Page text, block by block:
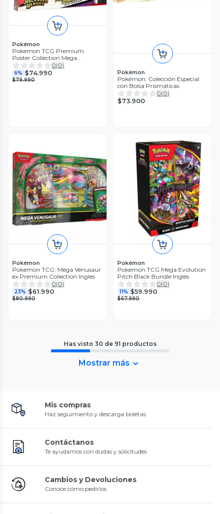
Pokémon
Pokemon TCG Premium
Poster Collection Mega
Gardevoir Español
0(0)
6% $74.990
$79.990
Pokémon
Pokémon: Colección Especial
con Bolsa Prismáticas
0(0)
$73.900
Pokémon
Pokemon TCG: Mega Venusaur
ex Premium Collection Ingles
0(0)
23% $61.990
$80.990
Pokémon
Pokemon TCG Mega Evolution
Pitch Black Bundle Ingles
0(0)
11% $59.990
$67.990
Has visto 30 de 91 productos
Mostrar más
Mis compras
Haz seguimiento y descarga boletas
Contáctanos
Te ayudamos con dudas y solicitudes
Cambios y Devoluciones
Conoce cómo pedirlos